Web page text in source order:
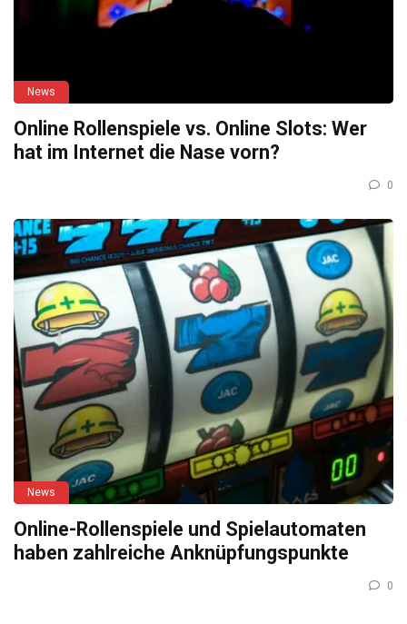
News
Online Rollenspiele vs. Online Slots: Wer
hat im Internet die Nase vorn?
0
News
Online-Rollenspiele und Spielautomaten
haben zahlreiche Anknüpfungspunkte
0